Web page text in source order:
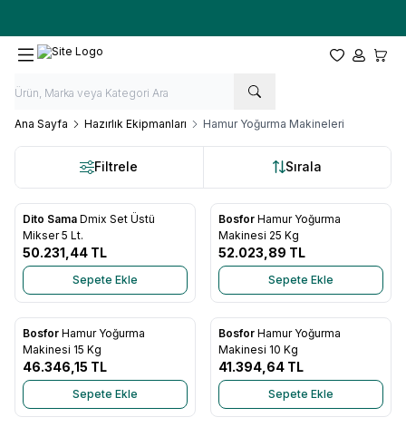
Favorilerim
Hesabım
Ana Sayfa Hazırlık Ekipmanları Hamur Yoğurma Makineleri
Filtrele Sırala
Favorilere Ekle
Dito Sama Dmix Set Üstü
Mikser 5 Lt.
50.231,44 TL
Sepete Ekle
Favorilere Ekle
Bosfor Hamur Yoğurma
Makinesi 25 Kg
52.023,89 TL
Sepete Ekle
Favorilere Ekle
Bosfor Hamur Yoğurma
Makinesi 15 Kg
46.346,15 TL
Sepete Ekle
Favorilere Ekle
Bosfor Hamur Yoğurma
Makinesi 10 Kg
41.394,64 TL
Sepete Ekle